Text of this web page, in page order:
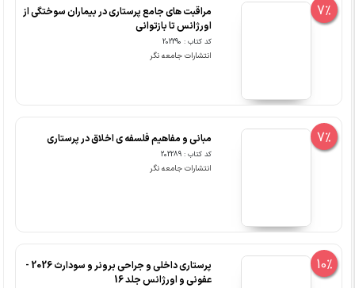
7%
مراقبت های جامع پرستاری در بیماران سوختگی از
اورژانس تا بازتوانی
کد کتاب : 202290
انتشارات جامعه نگر
7% مبانی و مفاهیم فلسفه ی اخلاق در پرستاری
کد کتاب : 202289
انتشارات جامعه نگر
10%
پرستاری داخلی و جراحی برونر و سودارث 2026 -
عفونی و اورژانس جلد 16